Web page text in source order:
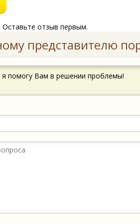
отзыв первым.
представителю
я помогу Вам в решении проблемы!